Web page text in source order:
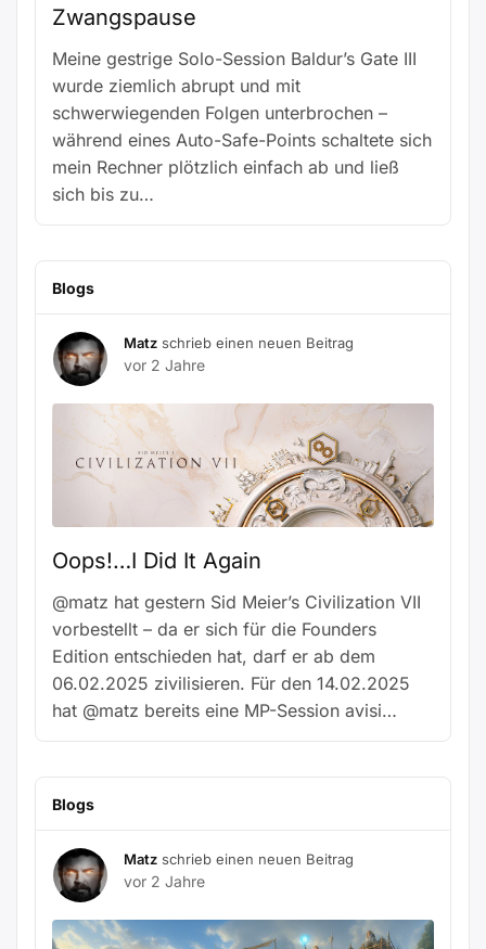
Zwangspause
Meine gestrige Solo-Session Baldur’s Gate III
wurde ziemlich abrupt und mit
schwerwiegenden Folgen unterbrochen –
während eines Auto-Safe-Points schaltete sich
mein Rechner plötzlich einfach ab und ließ
sich bis zu…
Blogs
Matz schrieb einen neuen Beitrag
vor 2 Jahre
Oops!…I Did It Again
@matz hat gestern Sid Meier’s Civilization VII
vorbestellt – da er sich für die Founders
Edition entschieden hat, darf er ab dem
06.02.2025 zivilisieren. Für den 14.02.2025
hat @matz bereits eine MP-Session avisi…
Blogs
Matz schrieb einen neuen Beitrag
vor 2 Jahre